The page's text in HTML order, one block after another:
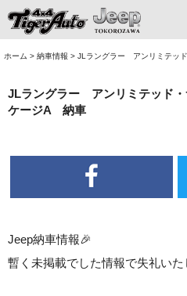
ホーム > 納車情報 > JLラングラー アンリミテッ
JLラングラー アンリミテッド
ケージA 納車
Jeep納車情報🎉
暫く未掲載でした情報で失礼いた